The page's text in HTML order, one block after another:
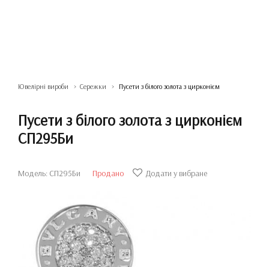
Ювелірні вироби Сережки Пусети з білого золота з цирконієм
Пусети з білого золота з цирконієм
СП295Би
Модель: СП295Би Продано Додати у вибране